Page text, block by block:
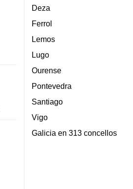
Deza
Ferrol
Lemos
Lugo
Ourense
Pontevedra
Santiago
Vigo
Galicia en 313 concellos